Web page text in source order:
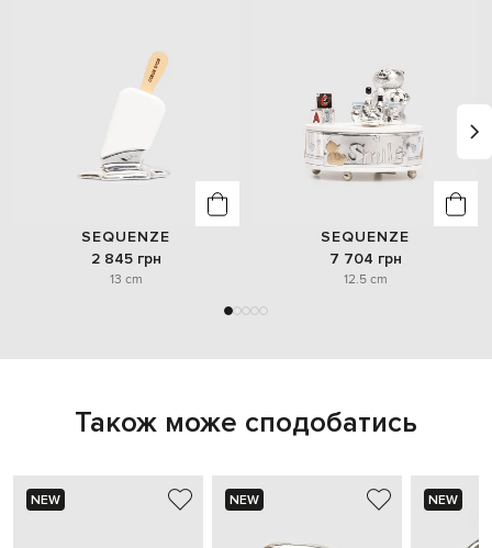
SEQUENZE
2 845 грн
13 cm
SEQUENZE
7 704 грн
12.5 cm
Також може сподобатись
NEW NEW NEW